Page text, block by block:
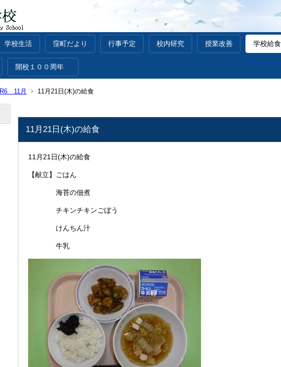
学校生活 窪町だより 行事予定 校内研究 授業改善 学校給食
開校１００周年
R6 11月 11月21日(木)の給食
11月21日(木)の給食
11月21日(木)の給食
【献立】ごはん
海苔の佃煮
チキンチキンごぼう
けんちん汁
牛乳